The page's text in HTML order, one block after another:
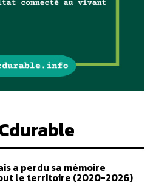
a perdu sa mémoire
le territoire (2020-2026)